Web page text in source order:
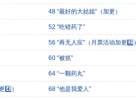
48 “最好的大姑姐”（加更）
52 “吃错药了”
56 “再无人应”（月票活动加更2️⃣）
60 “被抓”
64 “一颗药丸”
4️⃣） 68 “他是我爱人”